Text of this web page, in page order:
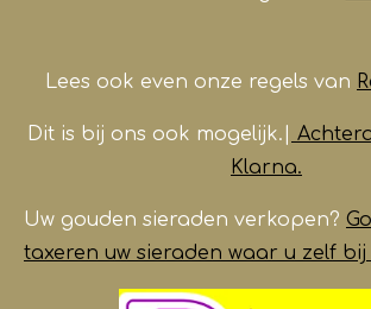
Lees ook even onze regels van
Dit is bij ons ook mogelijk.|
Klarna.
Uw gouden sieraden verkopen?
taxeren uw sieraden waar u zelf